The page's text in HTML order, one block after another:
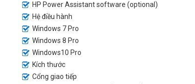
HP Power Assistant software (optional)
Hệ điều hành
Windows 7 Pro
Windows 8 Pro
Windows10 Pro
Kích thước
Cổng giao tiếp